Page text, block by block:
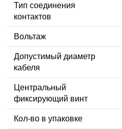
Тип соединения
контактов
Вольтаж
Допустимый диаметр
кабеля
Центральный
фиксирующий винт
Кол-во в упаковке